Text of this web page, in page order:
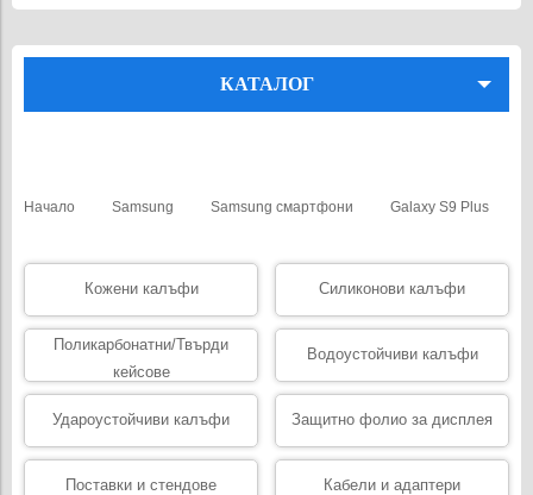
КАТАЛОГ
Начало Samsung Samsung смартфони Galaxy S9 Plus
Кожени калъфи Силиконови калъфи
Поликарбонатни/Твърди
кейсове
Водоустойчиви калъфи
Удароустойчиви калъфи Защитно фолио за дисплея
Поставки и стендове Кабели и адаптери